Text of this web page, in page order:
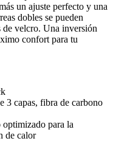
un ajuste perfecto y una
dobles se pueden
de velcro. Una inversión
confort para tu
3 capas, fibra de carbono
optimizado para la
de calor